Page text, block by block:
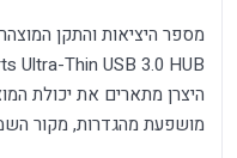
מספר היציאות והתקן
היצרן מתארים את יכולת
מושפעת מהגדרות, מקור